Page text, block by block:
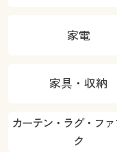
家電
家具・収納
カーテン・ラグ・ファ
ク